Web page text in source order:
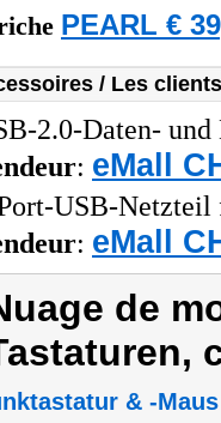
PEARL €
/ Les
2.0-Daten-
: eMall
USB-Netzteil
: eMall
de
& -